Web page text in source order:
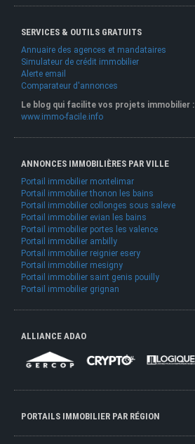
SERVICES & OUTILS GRATUITS
Annuaire des agences et mandataires
Simulateur de crédit immobilier
Alerte email
Comparateur d'annonces
Le blog qui facilite vos projets immobilier :
www.immo-facile.info
ANNONCES IMMOBILIÈRES PAR VILLE
Portail immobilier montelimar
Portail immobilier thonon les bains
Portail immobilier collonges sous saleve
Portail immobilier evian les bains
Portail immobilier portes les valence
Portail immobilier ambilly
Portail immobilier reignier esery
Portail immobilier mesigny
Portail immobilier saint genis pouilly
Portail immobilier grignan
ALLIANCE ADAO
PORTAILS IMMOBILIER PAR RÉGION